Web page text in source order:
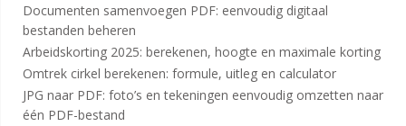
Documenten samenvoegen PDF: eenvoudig digitaal
bestanden beheren
Arbeidskorting 2025: berekenen, hoogte en maximale korting
Omtrek cirkel berekenen: formule, uitleg en calculator
JPG naar PDF: foto’s en tekeningen eenvoudig omzetten naar
één PDF-bestand